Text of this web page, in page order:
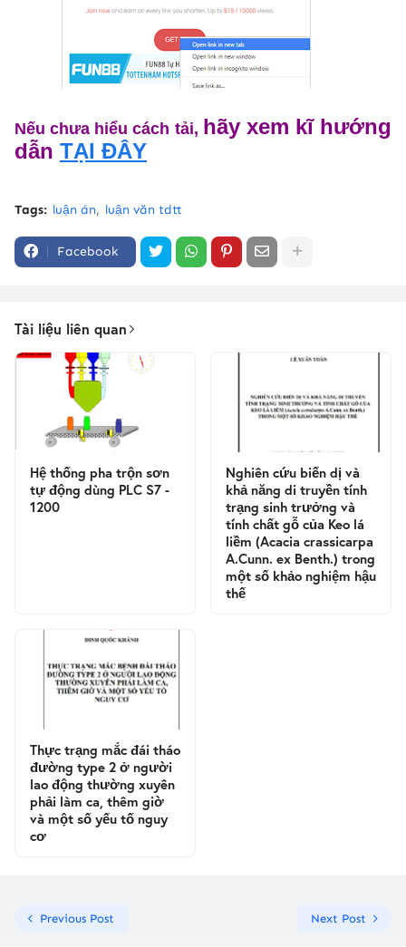
Nếu chưa hiểu cách tải, hãy xem kĩ hướng
dẫn TẠI ĐÂY
Tags: luận án luận văn tdtt
Facebook
Tài liệu liên quan
Hệ thống pha trộn sơn
tự động dùng PLC S7 -
1200
Nghiên cứu biến dị và
khả năng di truyền tính
trạng sinh trưởng và
tính chất gỗ của Keo lá
liềm (Acacia crassicarpa
A.Cunn. ex Benth.) trong
một số khảo nghiệm hậu
thế
Thực trạng mắc đái tháo
đường type 2 ở người
lao động thường xuyên
phải làm ca, thêm giờ
và một số yếu tố nguy
cơ
Previous Post Next Post